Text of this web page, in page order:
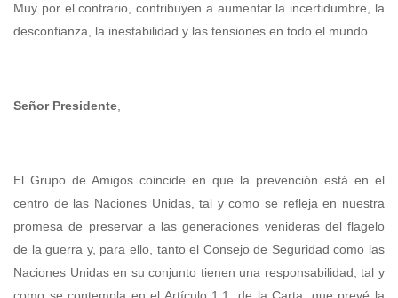
Muy por el contrario, contribuyen a aumentar la incertidumbre, la
desconfianza, la inestabilidad y las tensiones en todo el mundo.
Señor Presidente
El Grupo de Amigos coincide en que la prevención está en el
centro de las Naciones Unidas, tal y como se refleja en nuestra
promesa de preservar a las generaciones venideras del flagelo
de la guerra y, para ello, tanto el Consejo de Seguridad como las
Naciones Unidas en su conjunto tienen una responsabilidad, tal y